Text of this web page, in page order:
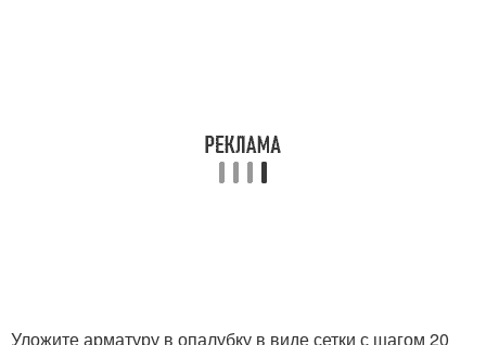
Уложите арматуру в опалубку в виде сетки с шагом 20